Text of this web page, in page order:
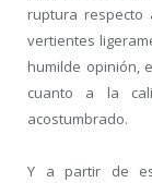
ruptura respecto
vertientes
humilde opinión,
cuanto a la
acostumbrado.
Y a partir de